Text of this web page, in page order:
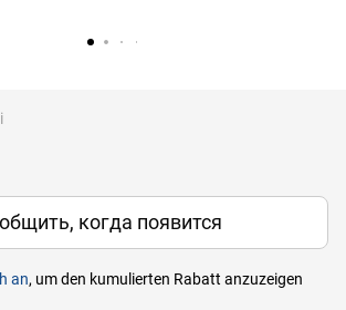
когда появится
an, um den kumulierten Rabatt anzuzeigen